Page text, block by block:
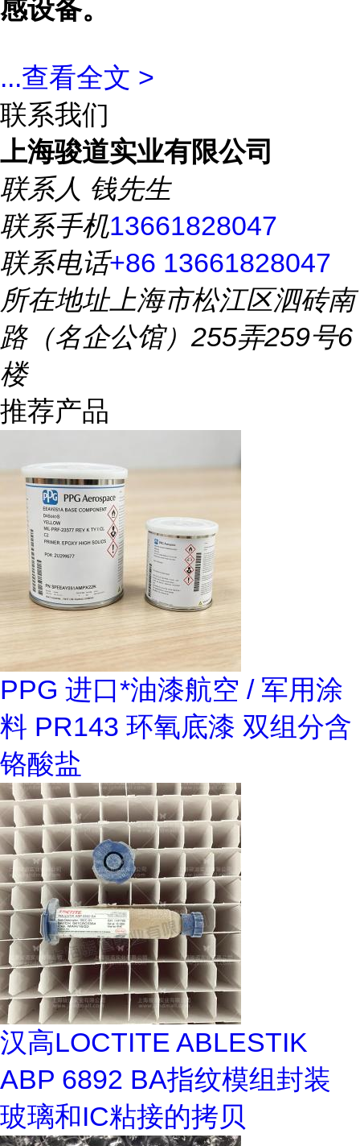
感设备。
...查看全文 >
联系我们
上海骏道实业有限公司
联系人 钱先生
联系手机13661828047
联系电话+86 13661828047
所在地址上海市松江区泗砖南
路（名企公馆）255弄259号6
楼
推荐产品
PPG 进口*油漆航空 / 军用涂
料 PR143 环氧底漆 双组分含
铬酸盐
汉高LOCTITE ABLESTIK
ABP 6892 BA指纹模组封装
玻璃和IC粘接的拷贝